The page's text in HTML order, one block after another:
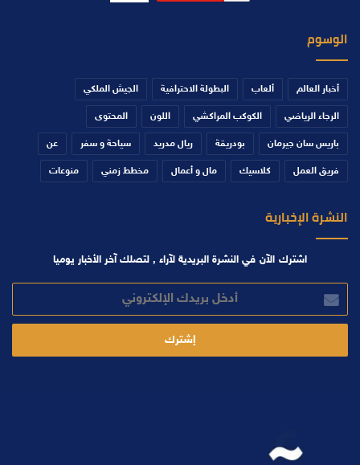
الوسوم
أخبار العالم ألعاب البطولة الاحترافية الجيش الملكي
الرجاء الرياضي الكوكب المراكشي اللون المحتوى
باريس سان جيرمان بودريقة ريال مدريد سياحة و سفر عن
فريق العمل كلاسيك مال و أعمال مخطط زمني منوعات
النشرة الإخبارية
اشترك الآن في النشرة البريدية لآراء , لتصلك آخر الأخبار يوميا
بريدك
الإلكتروني